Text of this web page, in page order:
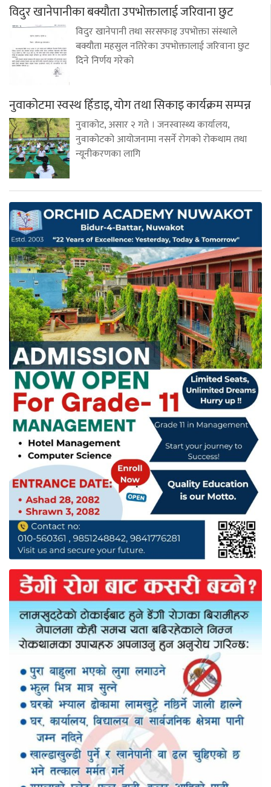
विदुर खानेपानीका बक्यौता उपभोक्तालाई जरिवाना छुट
विदुर खानेपानी तथा सरसफाइ उपभोक्ता संस्थाले
बक्यौता महसुल नतिरेका उपभोक्तालाई जरिवाना छुट
दिने निर्णय गरेको
नुवाकोटमा स्वस्थ हिँडाइ, योग तथा सिकाइ कार्यक्रम सम्पन्न
नुवाकोट, असार २ गते । जनस्वास्थ्य कार्यालय,
नुवाकोटको आयोजनामा नसर्ने रोगको रोकथाम तथा
न्यूनीकरणका लागि